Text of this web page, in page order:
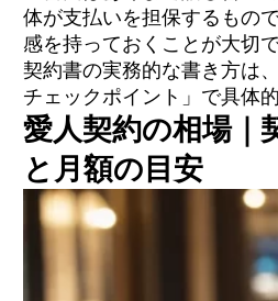
体が支払いを担保するもの
感を持っておくことが大切で
契約書の実務的な書き方は
チェックポイント」で具体
愛人契約の相場｜
と月額の目安